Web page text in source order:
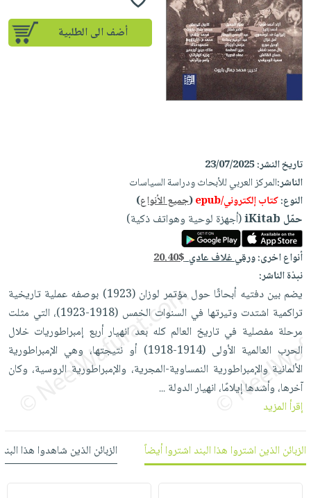
إختياراتنا
كتب
أكاديمية
صندوق
القراءة
iKitab
بلا
حدود
أسئلة
يتكرر
iKitab
على
Android
تحميل
iKitab
على
Apple
أسئلة
يتكرر
طرحها
تحميل
masmu3
على
masmu3
على
Apple
المواضيع
الأكثر
مبيعاً
إختياراتنا
وسائل
القراءة
جوائز
تعليمية
الصحة
والعناية
الشخصية
أجهزة
العناية
الشخصية
العناية
وتصفيف
الشعر
العناية
بالجسم
العناية
بالأسنان
الحمية
والتغذية
المطبخ
والسفرة
جديد
الكل
أواني
الطهي
أدوات
الخبز
أدوات
المائدة
الأوعية
والتخزين
أدوات
المطبخ
متجر
الهدايا
أقسام
الأكثر
مبيعاً
العودة
للمدارس
اكسسوارات
منزلية
اكسسوارات
شحن
مجاني
بنود
مختارة
اشتراكات
صندوق
القراءة
متقدم
أضف الى الطلبية
تاريخ النشر:23/07/2025
الناشر:المركز العربي للأبحاث ودراسة السياسات
النوع:كتاب إلكتروني/epub (جميع الأنواع)
حمّل iKitab (أجهزة لوحية وهواتف ذكية)
أنواع اخرى:ورقي غلاف عادي20.40$
نبذة الناشر:
يضم بين دفتيه أبحاثًا حول مؤتمر لوزان (1923) بوصفه عملية تاريخية
تراكمية اشتدت وتيرتها في السنوات الخمس (1918-1923)، التي مثلت
مرحلة مفصلية في تاريخ العالم كله بعد انهيار أربع إمبراطوريات خلال
الحرب العالمية الأولى (1914-1918) أو نتيجتها، وهي الإمبراطورية
الألمانية والإمبراطورية النمساوية-المجرية، والإمبراطورية الروسية، وكان
آخرها، وأشدها إيلامًا، انهيار الدولة...
إقرأ المزيد
الزبائن الذين اشتروا هذا البند اشتروا أيضاً الزبائن الذين شاهدوا هذا